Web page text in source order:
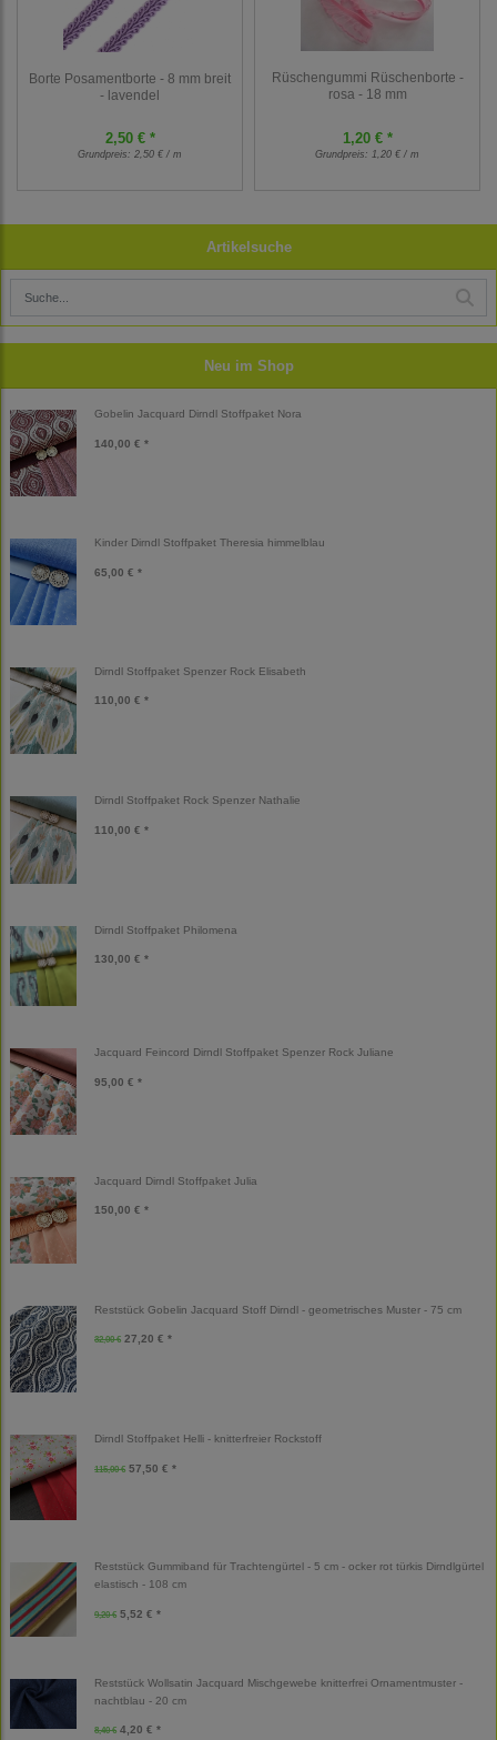
Artikelsuche
Neu im Shop
Gobelin Jacquard Dirndl Stoffpaket Nora
140,00 € *
Kinder Dirndl Stoffpaket Theresia himmelblau
65,00 € *
Dirndl Stoffpaket Spenzer Rock Elisabeth
110,00 € *
Dirndl Stoffpaket Rock Spenzer Nathalie
110,00 € *
Dirndl Stoffpaket Philomena
130,00 € *
Jacquard Feincord Dirndl Stoffpaket Spenzer Rock Juliane
95,00 € *
Jacquard Dirndl Stoffpaket Julia
150,00 € *
Reststück Gobelin Jacquard Stoff Dirndl - geometrisches Muster - 75 cm
32,00 € 27,20 € *
Dirndl Stoffpaket Helli - knitterfreier Rockstoff
115,00 € 57,50 € *
Reststück Gummiband für Trachtengürtel - 5 cm - ocker rot türkis Dirndlgürtel
elastisch - 108 cm
9,20 € 5,52 € *
Reststück Wollsatin Jacquard Mischgewebe knitterfrei Ornamentmuster -
nachtblau - 20 cm
8,40 € 4,20 € *
Borte Posamentborte - 8 mm breit
- lavendel
2,50 € *
Grundpreis: 2,50 € / m
Rüschengummi Rüschenborte -
rosa - 18 mm
1,20 € *
Grundpreis: 1,20 € / m